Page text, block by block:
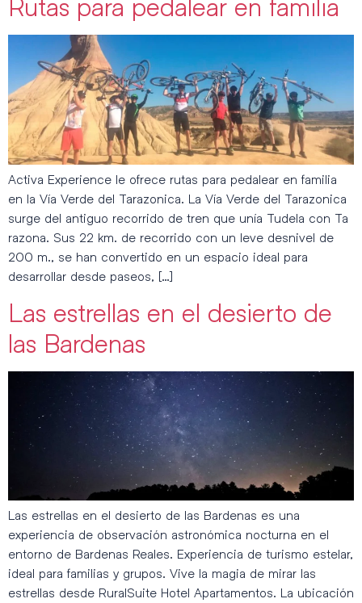
Activa Experience le ofrece rutas para pedalear en familia
en la Vía Verde del Tarazonica. La Vía Verde del Tarazonica
surge del antiguo recorrido de tren que unía Tudela con Ta
razona. Sus 22 km. de recorrido con un leve desnivel de
200 m., se han convertido en un espacio ideal para
desarrollar desde paseos, […]
Las estrellas en el desierto de
las Bardenas
Las estrellas en el desierto de las Bardenas es una
experiencia de observación astronómica nocturna en el
entorno de Bardenas Reales. Experiencia de turismo estelar,
ideal para familias y grupos. Vive la magia de mirar las
estrellas desde RuralSuite Hotel Apartamentos. La ubicación